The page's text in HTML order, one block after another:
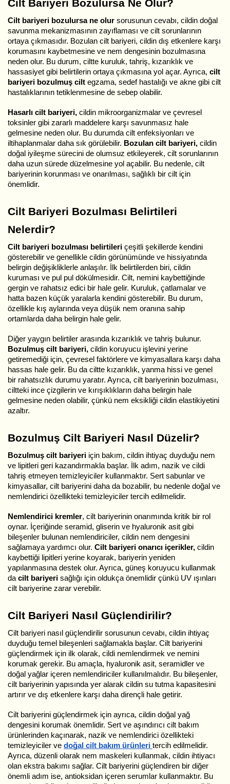
Cilt Bariyeri Bozulursa Ne Olur?
Cilt bariyeri bozulursa ne olur sorusunun cevabı, cildin doğal
savunma mekanizmasının zayıflaması ve cilt sorunlarının
ortaya çıkmasıdır. Bozulan cilt bariyeri, cildin dış etkenlere karşı
korumasını kaybetmesine ve nem dengesinin bozulmasına
neden olur. Bu durum, ciltte kuruluk, tahriş, kızarıklık ve
hassasiyet gibi belirtilerin ortaya çıkmasına yol açar. Ayrıca, cilt
bariyeri bozulmuş cilt egzama, sedef hastalığı ve akne gibi cilt
hastalıklarının tetiklenmesine de sebep olabilir.
Hasarlı cilt bariyeri, cildin mikroorganizmalar ve çevresel
toksinler gibi zararlı maddelere karşı savunmasız hale
gelmesine neden olur. Bu durumda cilt enfeksiyonları ve
iltihaplanmalar daha sık görülebilir. Bozulan cilt bariyeri, cildin
doğal iyileşme sürecini de olumsuz etkileyerek, cilt sorunlarının
daha uzun sürede düzelmesine yol açabilir. Bu nedenle, cilt
bariyerinin korunması ve onarılması, sağlıklı bir cilt için
önemlidir.
Cilt Bariyeri Bozulması Belirtileri
Nelerdir?
Cilt bariyeri bozulması belirtileri çeşitli şekillerde kendini
gösterebilir ve genellikle cildin görünümünde ve hissiyatında
belirgin değişikliklerle anlaşılır. İlk belirtilerden biri, cildin
kuruması ve pul pul dökülmesidir. Cilt, nemini kaybettiğinde
gergin ve rahatsız edici bir hale gelir. Kuruluk, çatlamalar ve
hatta bazen küçük yaralarla kendini gösterebilir. Bu durum,
özellikle kış aylarında veya düşük nem oranına sahip
ortamlarda daha belirgin hale gelir.
Diğer yaygın belirtiler arasında kızarıklık ve tahriş bulunur.
Bozulmuş cilt bariyeri, cildin koruyucu işlevini yerine
getiremediği için, çevresel faktörlere ve kimyasallara karşı daha
hassas hale gelir. Bu da ciltte kızarıklık, yanma hissi ve genel
bir rahatsızlık durumu yaratır. Ayrıca, cilt bariyerinin bozulması,
ciltteki ince çizgilerin ve kırışıklıkların daha belirgin hale
gelmesine neden olabilir, çünkü nem eksikliği cildin elastikiyetini
azaltır.
Bozulmuş Cilt Bariyeri Nasıl Düzelir?
Bozulmuş cilt bariyeri için bakım, cildin ihtiyaç duyduğu nem
ve lipitleri geri kazandırmakla başlar. İlk adım, nazik ve cildi
tahriş etmeyen temizleyiciler kullanmaktır. Sert sabunlar ve
kimyasallar, cilt bariyerini daha da bozabilir, bu nedenle doğal ve
nemlendirici özellikteki temizleyiciler tercih edilmelidir.
Nemlendirici kremler, cilt bariyerinin onarımında kritik bir rol
oynar. İçeriğinde seramid, gliserin ve hyaluronik asit gibi
bileşenler bulunan nemlendiriciler, cildin nem dengesini
sağlamaya yardımcı olur. Cilt bariyeri onarıcı içerikler, cildin
kaybettiği lipitleri yerine koyarak, bariyerin yeniden
yapılanmasına destek olur. Ayrıca, güneş koruyucu kullanmak
da cilt bariyeri sağlığı için oldukça önemlidir çünkü UV ışınları
cilt bariyerine zarar verebilir.
Cilt Bariyeri Nasıl Güçlendirilir?
Cilt bariyeri nasıl güçlendirilir sorusunun cevabı, cildin ihtiyaç
duyduğu temel bileşenleri sağlamakla başlar. Cilt bariyerini
güçlendirmek için ilk olarak, cildi nemlendirmek ve nemini
korumak gerekir. Bu amaçla, hyaluronik asit, seramidler ve
doğal yağlar içeren nemlendiriciler kullanılmalıdır. Bu bileşenler,
cilt bariyerinin yapısında yer alarak cildin su tutma kapasitesini
artırır ve dış etkenlere karşı daha dirençli hale getirir.
Cilt bariyerini güçlendirmek için ayrıca, cildin doğal yağ
dengesini korumak önemlidir. Sert ve aşındırıcı cilt bakım
ürünlerinden kaçınarak, nazik ve nemlendirici özellikteki
temizleyiciler ve doğal cilt bakım ürünleri tercih edilmelidir.
Ayrıca, düzenli olarak nem maskeleri kullanmak, cildin ihtiyacı
olan ekstra bakımı sağlar. Cilt bariyerini güçlendiren bir diğer
önemli adım ise, antioksidan içeren serumlar kullanmaktır. Bu